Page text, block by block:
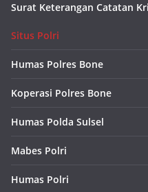
Surat Keterangan Catatan
Situs Polri
Humas Polres Bone
Koperasi Polres Bone
Humas Polda Sulsel
Mabes Polri
Humas Polri